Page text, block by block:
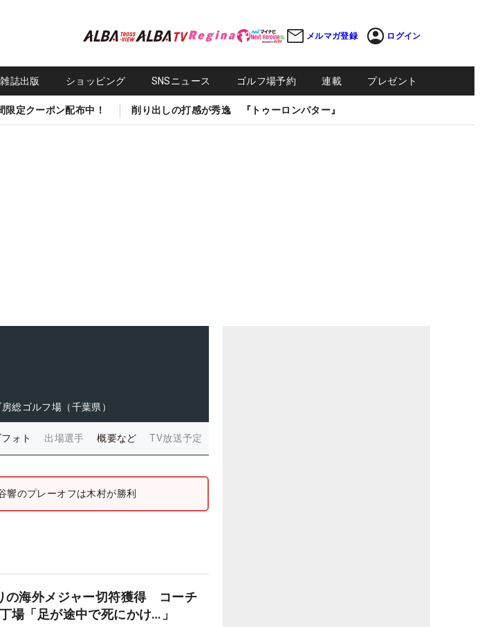
メルマガ登録 ログイン
雑誌出版 ショッピング SNSニュース ゴルフ場予約 連載 プレゼント
限定クーポン配布中！ 削り出しの打感が秀逸 『トゥーロンパター』
総ゴルフ場（千葉県）
ォト 出場選手 概要など TV放送予定
響のプレーオフは木村が勝利
の海外メジャー切符獲得 コーチ
場「足が途中で死にかけ…」